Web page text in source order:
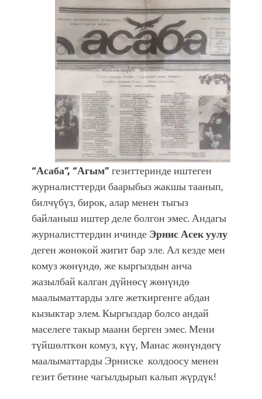
“Асаба”, “Агым”гезиттеринде иштеген
журналисттерди баарыбыз жакшы таанып,
билчүбүз, бирок, алар менен тыгыз
байланыш иштер деле болгон эмес. Андагы
журналисттердин ичиндеЭрнис Асек уулу
деген жөнөкөй жигит бар эле. Ал кезде мен
комуз жөнүндө, же кыргыздын анча
жазылбай калган дүйнөсү жөнүндө
маалыматтарды элге жеткиргенге абдан
кызыктар элем. Кыргыздар болсо андай
маселеге такыр маани берген эмес. Мени
түйшөлткөн комуз, күү, Манас жөнүндөгү
маалыматтарды Эрниске колдоосу менен
гезит бетине чагылдырып калып жүрдүк!